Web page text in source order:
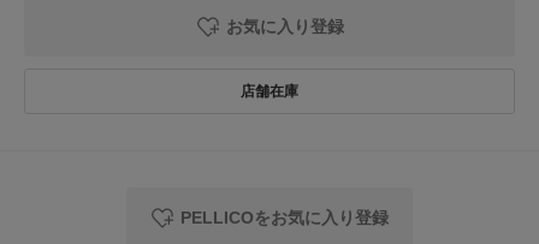
お気に入り登録
PELLICOをお気に入り登録